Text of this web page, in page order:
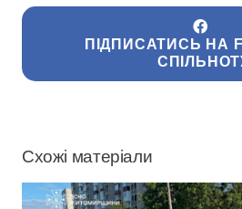
ПІДПИСАТИСЬ НА
Схожі матеріали